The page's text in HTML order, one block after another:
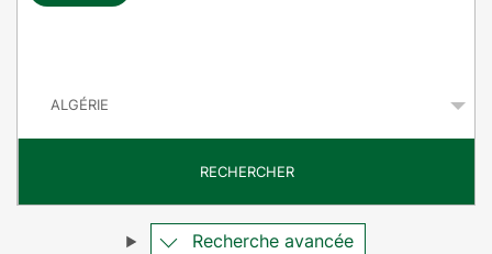
ê
e
RECHERCHER
Recherche avancée